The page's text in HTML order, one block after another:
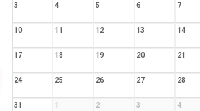
3 4 5 6 7
10 11 12 13 14
17 18 19 20 21
24 25 26 27 28
31 1 2 3 4